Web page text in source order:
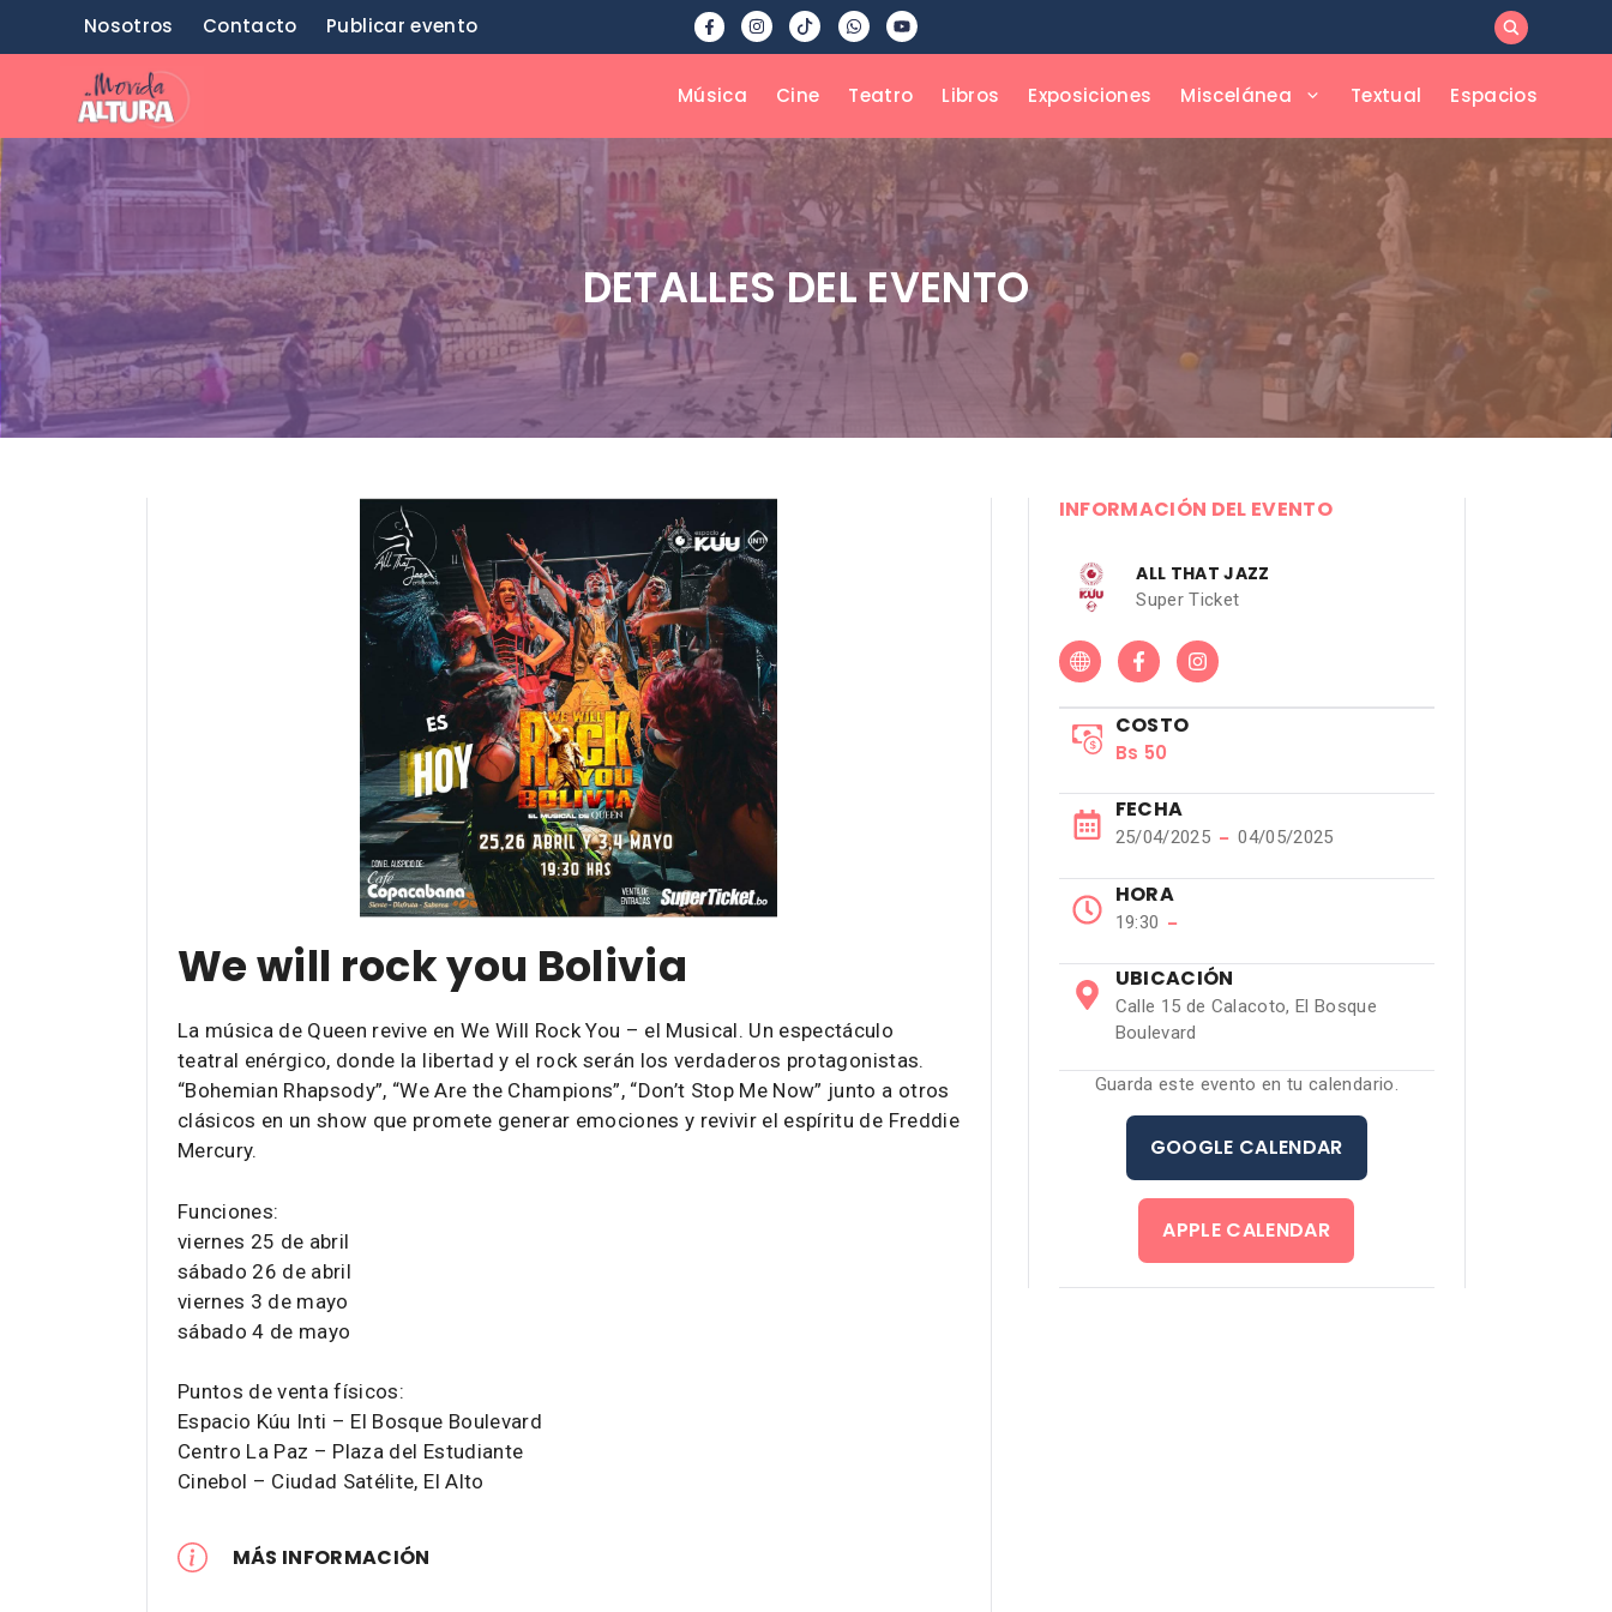
Nosotros Contacto Publicar evento
Música Cine Teatro Libros Exposiciones Miscelánea Textual Espacios
DETALLES DEL EVENTO
We will rock you Bolivia
La música de Queen revive en We Will Rock You – el Musical. Un espectáculo
teatral enérgico, donde la libertad y el rock serán los verdaderos protagonistas.
“Bohemian Rhapsody”, “We Are the Champions”, “Don’t Stop Me Now” junto a otros
clásicos en un show que promete generar emociones y revivir el espíritu de Freddie
Mercury.
Funciones:
viernes 25 de abril
sábado 26 de abril
viernes 3 de mayo
sábado 4 de mayo
Puntos de venta físicos:
Espacio Kúu Inti – El Bosque Boulevard
Centro La Paz – Plaza del Estudiante
Cinebol – Ciudad Satélite, El Alto
MÁS INFORMACIÓN
INFORMACIÓN DEL EVENTO
ALL THAT JAZZ
Super Ticket
COSTO
Bs 50
FECHA
25/04/2025 − 04/05/2025
HORA
19:30 −
UBICACIÓN
Calle 15 de Calacoto, El Bosque
Boulevard
Guarda este evento en tu calendario.
GOOGLE CALENDAR
APPLE CALENDAR